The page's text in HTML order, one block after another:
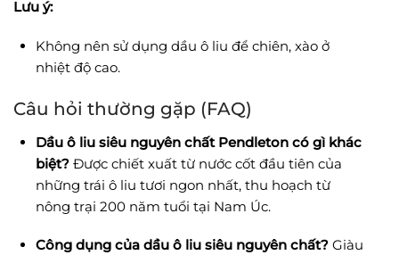
Lưu ý:
Không nên sử dụng dầu ô liu để chiên, xào ở
nhiệt độ cao.
Câu hỏi thường gặp (FAQ)
Dầu ô liu siêu nguyên chất Pendleton có gì khác
biệt? Được chiết xuất từ nước cốt đầu tiên của
những trái ô liu tươi ngon nhất, thu hoạch từ
nông trại 200 năm tuổi tại Nam Úc.
Công dụng của dầu ô liu siêu nguyên chất? Giàu